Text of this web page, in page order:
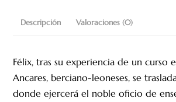
Descripción Valoraciones (0)
Félix, tras su experiencia de un curso
Ancares, berciano-leoneses, se
donde ejercerá el noble oficio de